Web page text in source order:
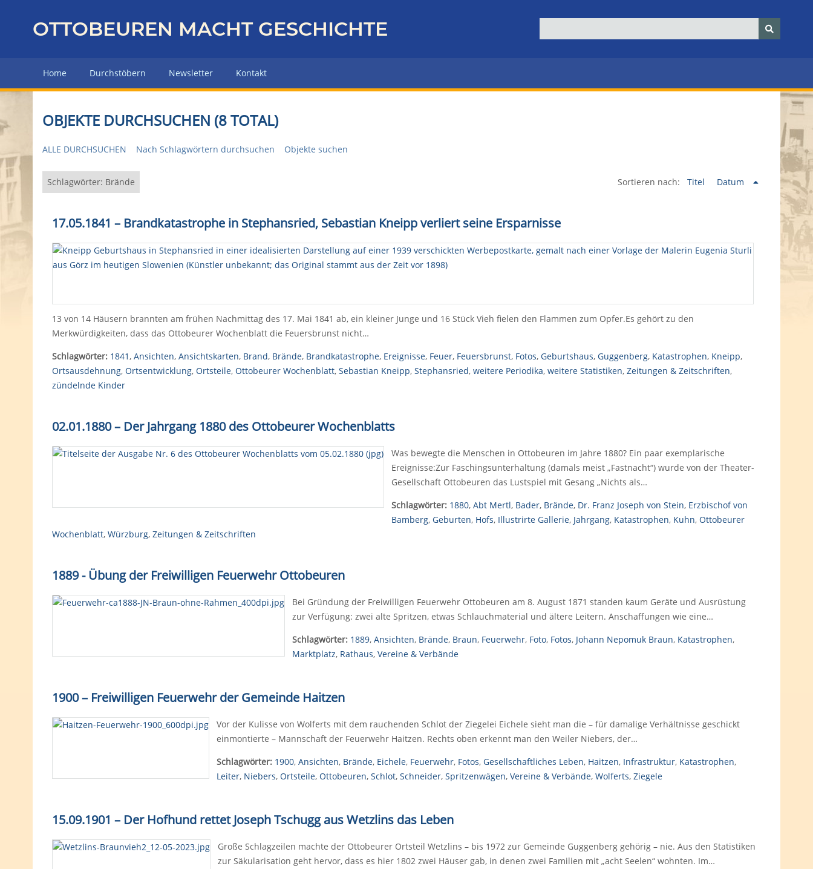
z
r
H
u
p
e
OTTOBEUREN MACHT GESCHICHTE
Home Durchstöbern Newsletter Kontakt
OBJEKTE DURCHSUCHEN (8 TOTAL)
ALLE DURCHSUCHEN Nach Schlagwörtern durchsuchen Objekte suchen
Schlagwörter: Brände Sortieren nach: Titel Datum
17.05.1841 – Brandkatastrophe in Stephansried, Sebastian Kneipp verliert seine Ersparnisse
13 von 14 Häusern brannten am frühen Nachmittag des 17. Mai 1841 ab, ein kleiner Junge und 16 Stück Vieh fielen den Flammen zum Opfer.Es gehört zu den
Merkwürdigkeiten, dass das Ottobeurer Wochenblatt die Feuersbrunst nicht…
Schlagwörter: 1841, Ansichten, Ansichtskarten, Brand, Brände, Brandkatastrophe, Ereignisse, Feuer, Feuersbrunst, Fotos, Geburtshaus, Guggenberg, Katastrophen, Kneipp,
Ortsausdehnung, Ortsentwicklung, Ortsteile, Ottobeurer Wochenblatt, Sebastian Kneipp, Stephansried, weitere Periodika, weitere Statistiken, Zeitungen & Zeitschriften,
zündelnde Kinder
02.01.1880 – Der Jahrgang 1880 des Ottobeurer Wochenblatts
Was bewegte die Menschen in Ottobeuren im Jahre 1880? Ein paar exemplarische
Ereignisse:Zur Faschingsunterhaltung (damals meist „Fastnacht“) wurde von der Theater-
Gesellschaft Ottobeuren das Lustspiel mit Gesang „Nichts als…
Schlagwörter: 1880, Abt Mertl, Bader, Brände, Dr. Franz Joseph von Stein, Erzbischof von
Bamberg, Geburten, Hofs, Illustrirte Gallerie, Jahrgang, Katastrophen, Kuhn, Ottobeurer
Wochenblatt, Würzburg, Zeitungen & Zeitschriften
1889 - Übung der Freiwilligen Feuerwehr Ottobeuren
Bei Gründung der Freiwilligen Feuerwehr Ottobeuren am 8. August 1871 standen kaum Geräte und Ausrüstung
zur Verfügung: zwei alte Spritzen, etwas Schlauchmaterial und ältere Leitern. Anschaffungen wie eine…
Schlagwörter: 1889, Ansichten, Brände, Braun, Feuerwehr, Foto, Fotos, Johann Nepomuk Braun, Katastrophen,
Marktplatz, Rathaus, Vereine & Verbände
1900 – Freiwilligen Feuerwehr der Gemeinde Haitzen
Vor der Kulisse von Wolferts mit dem rauchenden Schlot der Ziegelei Eichele sieht man die – für damalige Verhältnisse geschickt
einmontierte – Mannschaft der Feuerwehr Haitzen. Rechts oben erkennt man den Weiler Niebers, der…
Schlagwörter: 1900, Ansichten, Brände, Eichele, Feuerwehr, Fotos, Gesellschaftliches Leben, Haitzen, Infrastruktur, Katastrophen,
Leiter, Niebers, Ortsteile, Ottobeuren, Schlot, Schneider, Spritzenwägen, Vereine & Verbände, Wolferts, Ziegele
15.09.1901 – Der Hofhund rettet Joseph Tschugg aus Wetzlins das Leben
Große Schlagzeilen machte der Ottobeurer Ortsteil Wetzlins – bis 1972 zur Gemeinde Guggenberg gehörig – nie. Aus den Statistiken
zur Säkularisation geht hervor, dass es hier 1802 zwei Häuser gab, in denen zwei Familien mit „acht Seelen“ wohnten. Im…